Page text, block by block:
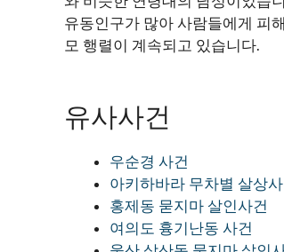
유동인구가 많아 사람들에게 피
모 행렬이 계속되고 있습니다.
유사사건
우순경 사건
아키하바라 무차별 살상
홍제동 묻지마 살인사건
여의도 흉기난동 사건